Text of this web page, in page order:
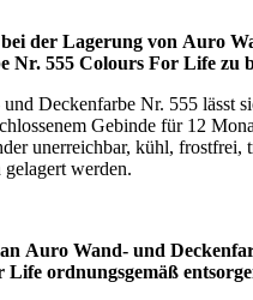
bei der Lagerung von Auro
Nr. 555 Colours For Life zu
Deckenfarbe Nr. 555 lässt
Gebinde für 12
unerreichbar, kühl, frostfrei,
gelagert werden.
Auro Wand- und
Life ordnungsgemäß